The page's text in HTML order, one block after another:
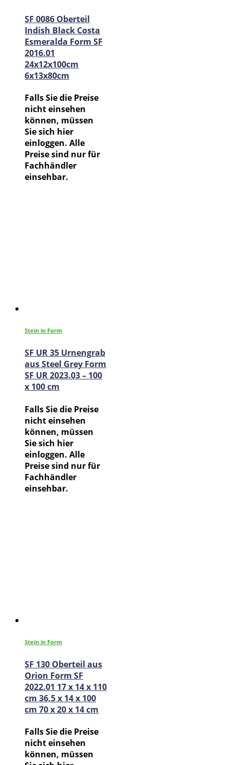
SF 0086 Oberteil
Indish Black Costa
Esmeralda Form SF
2016.01
24x12x100cm
6x13x80cm
Falls Sie die Preise
nicht einsehen
können, müssen
Sie sich hier
einloggen. Alle
Preise sind nur für
Fachhändler
einsehbar.
Stein in Form
SF UR 35 Urnengrab
aus Steel Grey Form
SF UR 2023.03 – 100
x 100 cm
Falls Sie die Preise
nicht einsehen
können, müssen
Sie sich hier
einloggen. Alle
Preise sind nur für
Fachhändler
einsehbar.
Stein in Form
SF 130 Oberteil aus
Orion Form SF
2022.01 17 x 14 x 110
cm 36,5 x 14 x 100
cm 70 x 20 x 14 cm
Falls Sie die Preise
nicht einsehen
können, müssen